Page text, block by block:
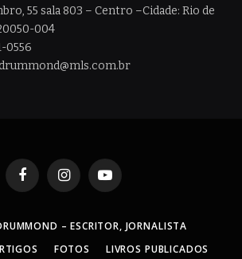
55 sala 803 – Centro –Cidade: Rio de
004
0556
FacebookInstagramYouTube
– ESCRITOR, JORNALISTA
FOTOS LIVROS PUBLICADOS